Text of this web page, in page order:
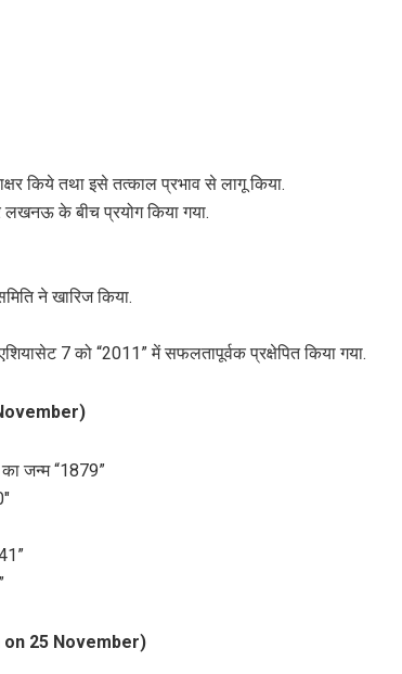
किये तथा इसे तत्काल प्रभाव से लागू किया.
लखनऊ के बीच प्रयोग किया गया.
ने खारिज किया.
7 को “2011” में सफलतापूर्वक प्रक्षेपित किया गया.
जन्म “1879”
on 25 November)